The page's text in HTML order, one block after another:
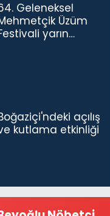
Geleneksel
Üzüm
yarın
açılış
kutlama etkinliği